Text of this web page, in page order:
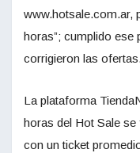
www.hotsale.com.ar,
horas”; cumplido ese
corrigieron las ofertas.
La plataforma
horas del Hot Sale
con un ticket